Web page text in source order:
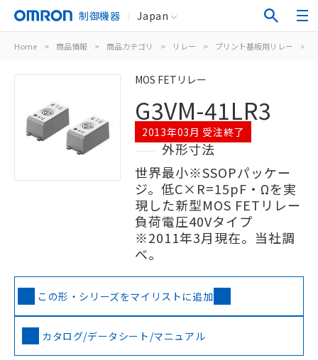
制御機器 Japan
Home > 商品情報 > 商品カテゴリ > リレー > プリント基板用リレー >
MOS FETリレー
G3VM-41LR3
2013年03月 受注終了
外形寸法
世界最小※SSOPパッケー
ジ。低C×R=15pF・Ωを実
現した新型MOS FETリレー
負荷電圧40Vタイプ
※2011年3月現在。当社調
べ。
この形・シリーズをマイリストに追加
カタログ/データシート/マニュアル